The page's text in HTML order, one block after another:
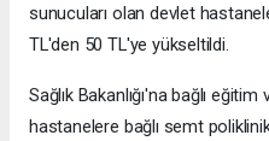
sunucuları olan devlet
TL'den 50 TL'ye yükseltildi.
Sağlık Bakanlığı'na bağlı
hastanelere bağlı semt